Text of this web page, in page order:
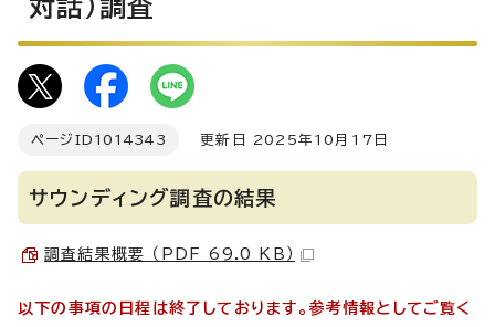
対話）調査
ページID 1014343 更新日 2025年10月17日
サウンディング調査の結果
調査結果概要 （PDF 69.0 KB）
以下の事項の日程は終了しております。参考情報としてご覧く